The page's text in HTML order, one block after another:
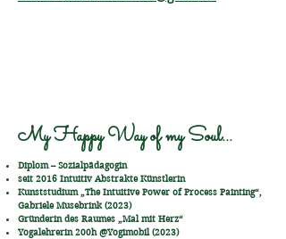
My Happy Way of my Soul...
Diplom – Sozialpädagogin
seit 2016 Intuitiv Abstrakte Künstlerin
Kunststudium „The Intuitive Power of Process Painting“,
Gabriele Musebrink (2023)
Gründerin des Raumes „Mal mit Herz“
Yogalehrerin 200h @Yogimobil (2023)